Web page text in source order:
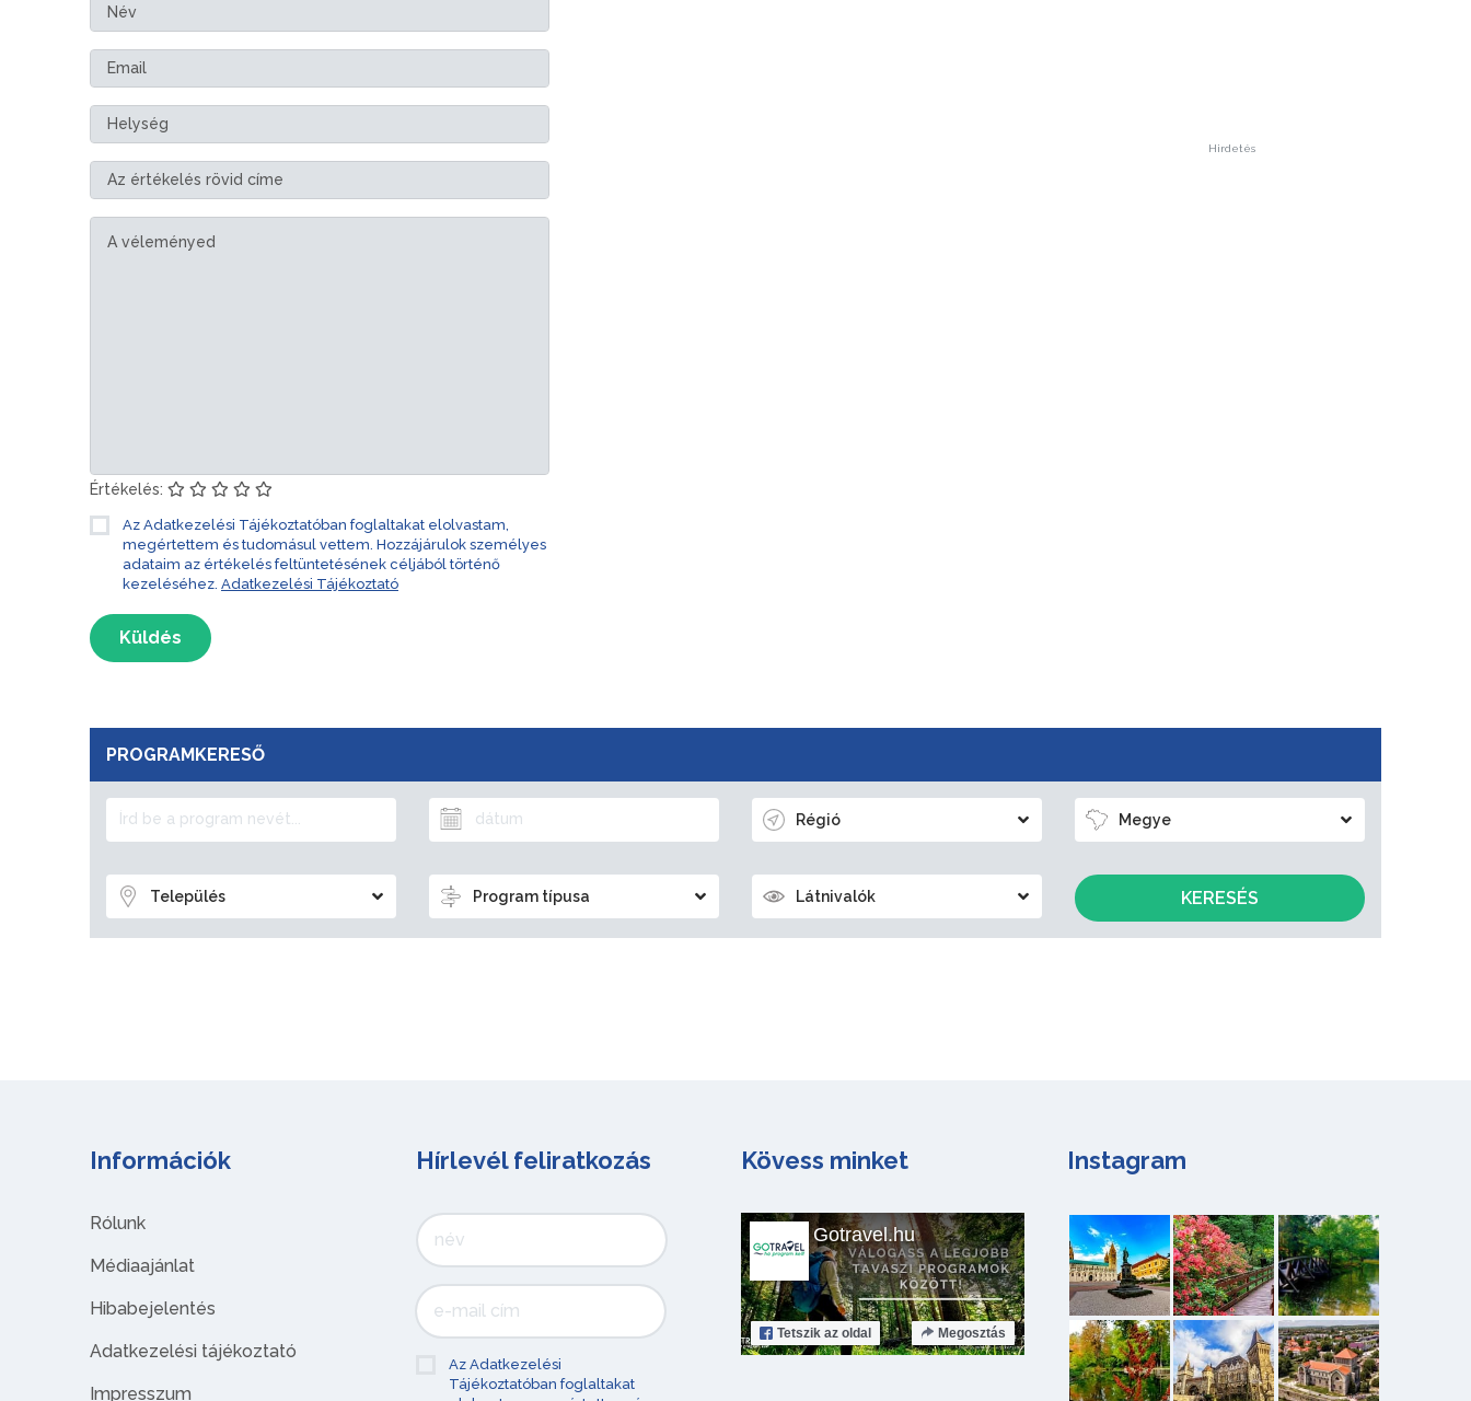
Értékelés:
Az Adatkezelési Tájékoztatóban foglaltakat elolvastam,
megértettem és tudomásul vettem. Hozzájárulok személyes
adataim az értékelés feltüntetésének céljából történő
kezeléséhez. Adatkezelési Tájékoztató
Küldés
Hirdetés
PROGRAMKERESŐ
Régió Megye
Település Program típusa Látnivalók KERESÉS
Információk
Rólunk
Médiaajánlat
Hibabejelentés
Adatkezelési tájékoztató
Impresszum
Hírlevél feliratkozás
Az Adatkezelési
Tájékoztatóban foglaltakat
Kövess minket
Gotravel.hu
Tetszik az oldal Megosztás
Instagram